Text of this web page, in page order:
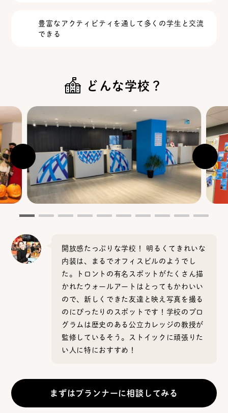
豊富なアクティビティを通して多くの学生と交流
できる
どんな学校？
開放感たっぷりな学校！ 明るくてきれいな
内装は、まるでオフィスビルのようでし
た。トロントの有名スポットがたくさん描
かれたウォールアートはとってもかわいい
ので、新しくできた友達と映え写真を撮る
のにぴったりのスポットです！学校のプロ
グラムは歴史のある公立カレッジの教授が
監修しているそう。ストイックに頑張りた
い人に特におすすめ！
まずはプランナーに相談してみる